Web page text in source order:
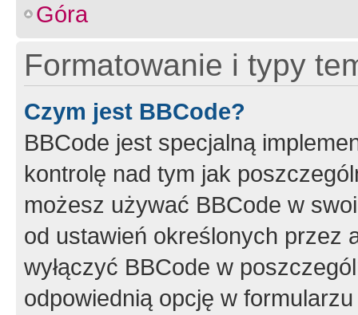
Góra
Formatowanie i typy
Czym jest BBCode?
BBCode jest specjalną
kontrolę nad tym jak
możesz używać BBCode w
od ustawień określonych przez
wyłączyć BBCode w
odpowiednią opcję w